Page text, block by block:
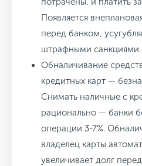
Появляется
перед банком,
штрафными санкциями.
Обналичивание
кредитных карт —
Снимать наличные с
рационально — банки
операции 3-7%.
владелец карты
увеличивает долг